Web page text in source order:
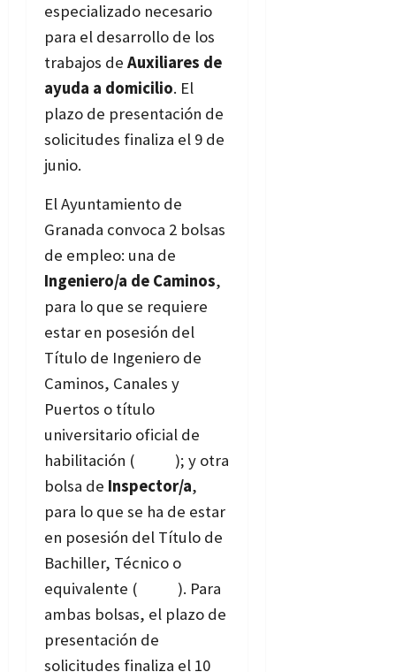
especializado necesario
para el desarrollo de los
trabajos de Auxiliares de
ayuda a domicilio. El
plazo de presentación de
solicitudes finaliza el 9 de
junio.
El Ayuntamiento de
Granada convoca 2 bolsas
de empleo: una de
Ingeniero/a de Caminos,
para lo que se requiere
estar en posesión del
Título de Ingeniero de
Caminos, Canales y
Puertos o título
universitario oficial de
habilitación (
); y otra
bolsa de Inspector/a,
para lo que se ha de estar
en posesión del Título de
Bachiller, Técnico o
equivalente (
). Para
ambas bolsas, el plazo de
presentación de
solicitudes finaliza el 10